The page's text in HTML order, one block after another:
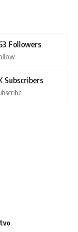
Followers
Subscribers